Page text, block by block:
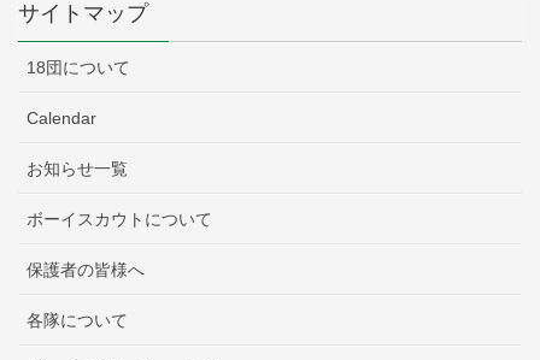
サイトマップ
18団について
Calendar
お知らせ一覧
ボーイスカウトについて
保護者の皆様へ
各隊について